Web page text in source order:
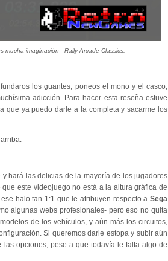
imaginación - Rally Arcade Classics.
los guantes, poneos el mono y el casco,
adicción. Para hacer esta reseña estuve
que ya puedo darle a la completa y sacarme los
hará las delicias de la mayoría de los jugadores
este videojuego no está a la altura gráfica de
halo tan 1:1 que le atribuyen respecto a Sega
algunas webs profesionales- pero eso no quita
de los vehículos, y aún más los circuitos,
Si queremos darle estopa y subir aún
opciones, pese a que todavía le falta algo de